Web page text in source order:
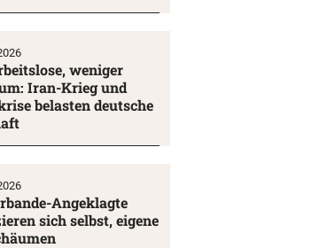
weniger
Iran-Krieg und
belasten deutsche
Angeklagte
sich selbst, eigene